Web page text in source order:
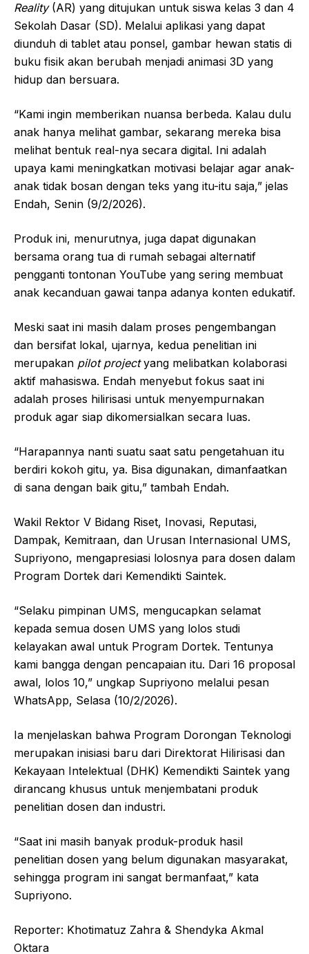
Reality(AR) yang ditujukan untuk siswa kelas 3 dan 4
Sekolah Dasar (SD). Melalui aplikasi yang dapat
diunduh di tablet atau ponsel, gambar hewan statis di
buku fisik akan berubah menjadi animasi 3D yang
hidup dan bersuara.
“Kami ingin memberikan nuansa berbeda. Kalau dulu
anak hanya melihat gambar, sekarang mereka bisa
melihat bentuk real-nya secara digital. Ini adalah
upaya kami meningkatkan motivasi belajar agar anak-
anak tidak bosan dengan teks yang itu-itu saja,” jelas
Endah, Senin (9/2/2026).
Produk ini, menurutnya, juga dapat digunakan
bersama orang tua di rumah sebagai alternatif
pengganti tontonan YouTube yang sering membuat
anak kecanduan gawai tanpa adanya konten edukatif.
Meski saat ini masih dalam proses pengembangan
dan bersifat lokal, ujarnya, kedua penelitian ini
merupakan pilot projectyang melibatkan kolaborasi
aktif mahasiswa. Endah menyebut fokus saat ini
adalah proses hilirisasi untuk menyempurnakan
produk agar siap dikomersialkan secara luas.
“Harapannya nanti suatu saat satu pengetahuan itu
berdiri kokoh gitu, ya. Bisa digunakan, dimanfaatkan
di sana dengan baik gitu,” tambah Endah.
Wakil Rektor V Bidang Riset, Inovasi, Reputasi,
Dampak, Kemitraan, dan Urusan Internasional UMS,
Supriyono, mengapresiasi lolosnya para dosen dalam
Program Dortek dari Kemendikti Saintek.
“Selaku pimpinan UMS, mengucapkan selamat
kepada semua dosen UMS yang lolos studi
kelayakan awal untuk Program Dortek. Tentunya
kami bangga dengan pencapaian itu. Dari 16 proposal
awal, lolos 10,” ungkap Supriyono melalui pesan
WhatsApp, Selasa (10/2/2026).
Ia menjelaskan bahwa Program Dorongan Teknologi
merupakan inisiasi baru dari Direktorat Hilirisasi dan
Kekayaan Intelektual (DHK) Kemendikti Saintek yang
dirancang khusus untuk menjembatani produk
penelitian dosen dan industri.
“Saat ini masih banyak produk-produk hasil
penelitian dosen yang belum digunakan masyarakat,
sehingga program ini sangat bermanfaat,” kata
Supriyono.
Reporter: Khotimatuz Zahra & Shendyka Akmal
Oktara